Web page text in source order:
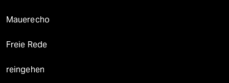
Mauerecho
Freie Rede
reingehen